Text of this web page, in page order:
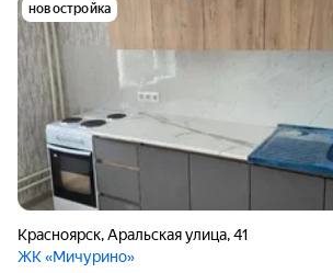
новостройка
Красноярск,Аральская улица,41
ЖК «Мичурино»